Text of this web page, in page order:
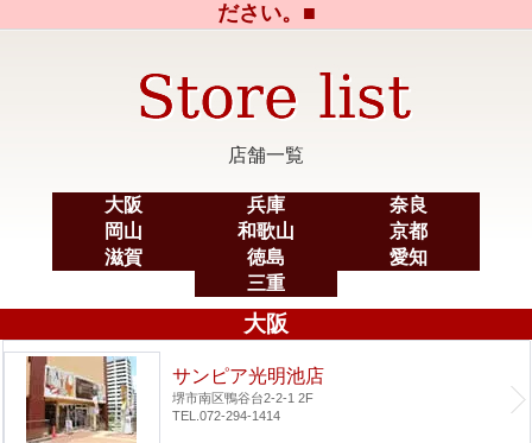
ださい。■
店舗一覧
大阪 兵庫
奈良
岡山
和歌山
京都
滋賀
徳島
愛知
三重
大阪
サンピア光明池店
堺市南区鴨谷台2-2-1 2F
TEL.072-294-1414